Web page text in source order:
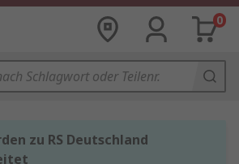
0
zu RS Deutschland